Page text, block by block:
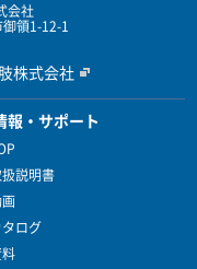
会社
領1-12-1
株式会社
報・サポート
説明書
ログ